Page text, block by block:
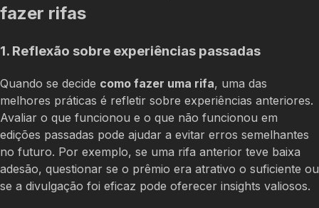
fazer rifas
1. Reflexão sobre experiências passadas
Quando se decide como fazer uma rifa, uma das
melhores práticas é refletir sobre experiências anteriores.
Avaliar o que funcionou e o que não funcionou em
edições passadas pode ajudar a evitar erros semelhantes
no futuro. Por exemplo, se uma rifa anterior teve baixa
adesão, questionar se o prêmio era atrativo o suficiente ou
se a divulgação foi eficaz pode oferecer insights valiosos.